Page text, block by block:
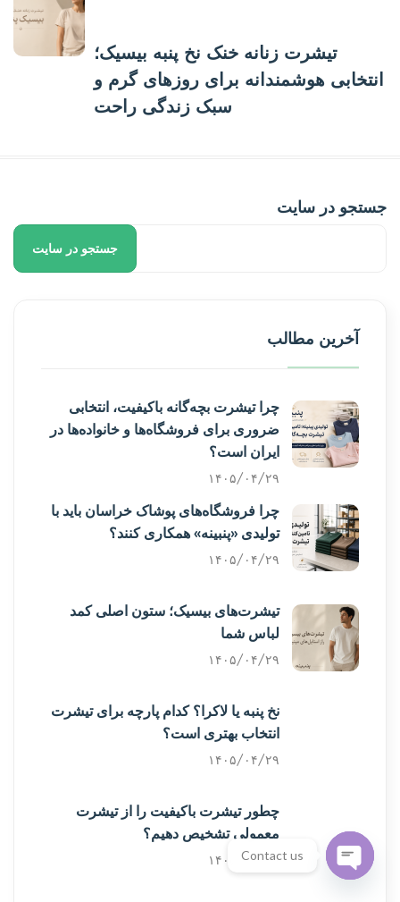
تیشرت زنانه خنک نخ پنبه بیسیک؛
انتخابی هوشمندانه برای روزهای گرم و
سبک زندگی راحت
جستجو در سایت
جستجو در سایت
آخرین مطالب
چرا تیشرت بچه‌گانه باکیفیت، انتخابی
ضروری برای فروشگاه‌ها و خانواده‌ها در
ایران است؟
۱۴۰۵/۰۴/۲۹
چرا فروشگاه‌های پوشاک خراسان باید با
تولیدی «پنبینه» همکاری کنند؟
۱۴۰۵/۰۴/۲۹
تیشرت‌های بیسیک؛ ستون اصلی کمد
لباس شما
۱۴۰۵/۰۴/۲۹
نخ پنبه یا لاکرا؟ کدام پارچه برای تیشرت
انتخاب بهتری است؟
۱۴۰۵/۰۴/۲۹
چطور تیشرت باکیفیت را از تیشرت
معمولی تشخیص دهیم؟
۱۴۰۵/۰۴/۲۹
Contact us